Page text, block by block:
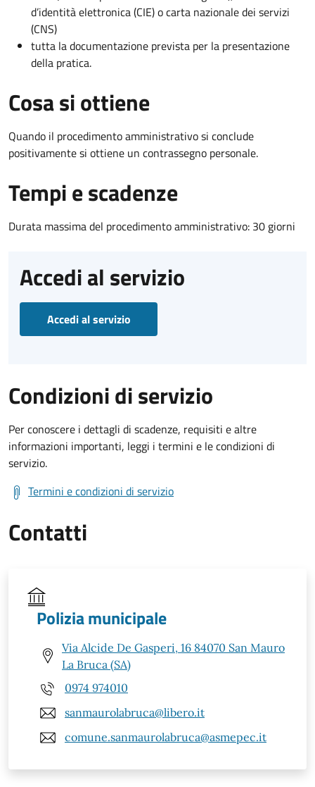
d’identità elettronica (CIE) o carta nazionale dei servizi
(CNS)
tutta la documentazione prevista per la presentazione
della pratica.
Cosa si ottiene
Quando il procedimento amministrativo si conclude
positivamente si ottiene un contrassegno personale.
Tempi e scadenze
Durata massima del procedimento amministrativo: 30 giorni
Accedi al servizio
Accedi al servizio
Condizioni di servizio
Per conoscere i dettagli di scadenze, requisiti e altre
informazioni importanti, leggi i termini e le condizioni di
servizio.
Termini e condizioni di servizio
Contatti
Polizia municipale
Via Alcide De Gasperi, 16 84070 San Mauro
La Bruca (SA)
0974 974010
sanmaurolabruca@libero.it
comune.sanmaurolabruca@asmepec.it